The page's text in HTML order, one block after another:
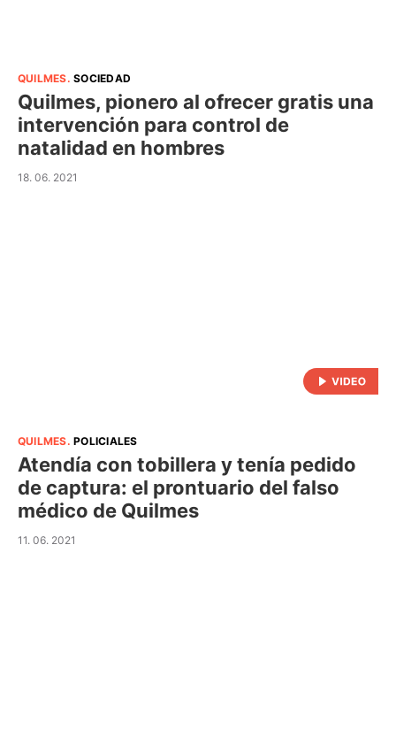
QUILMES.SOCIEDAD
Quilmes, pionero al ofrecer gratis una
intervención para control de
natalidad en hombres
18. 06. 2021
QUILMES.POLICIALES
Atendía con tobillera y tenía pedido
de captura: el prontuario del falso
médico de Quilmes
11. 06. 2021